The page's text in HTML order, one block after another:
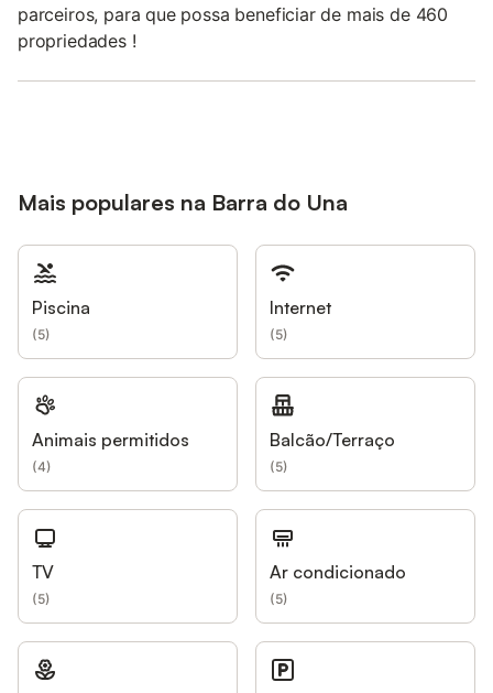
parceiros, para que possa beneficiar de mais de 460
propriedades !
Mais populares na Barra do Una
Piscina
(5)
Internet
(5)
Animais permitidos
(4)
Balcão/Terraço
(5)
TV
(5)
Ar condicionado
(5)